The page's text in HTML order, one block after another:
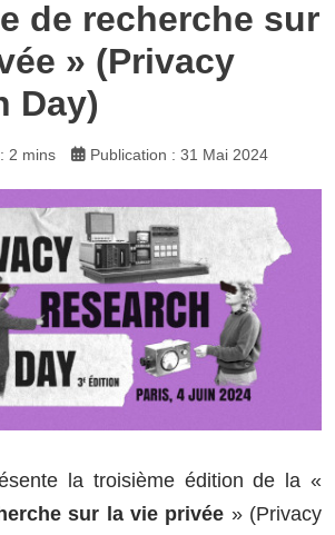
de recherche sur
» (Privacy
Day)
2 mins Publication : 31 Mai 2024
la troisième édition de la «
sur la vie privée » (Privacy